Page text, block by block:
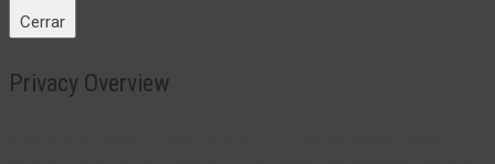
Cerrar
Privacy Overview